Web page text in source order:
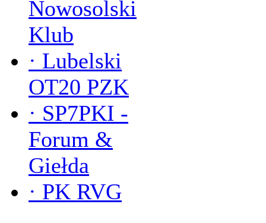
Nowosolski
Klub
· Lubelski
OT20 PZK
· SP7PKI -
Forum &
Giełda
· PK RVG